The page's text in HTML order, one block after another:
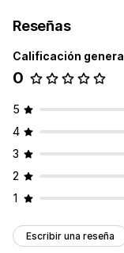
Clientes
Reseñas
Calificación general
0
5
4
3
2
1
Escribir una reseña